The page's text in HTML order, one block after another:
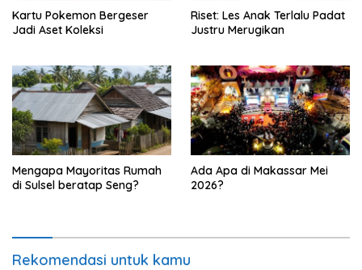
Kartu Pokemon Bergeser
Jadi Aset Koleksi
Riset: Les Anak Terlalu Padat
Justru Merugikan
Mengapa Mayoritas Rumah
di Sulsel beratap Seng?
Ada Apa di Makassar Mei
2026?
Rekomendasi untuk kamu